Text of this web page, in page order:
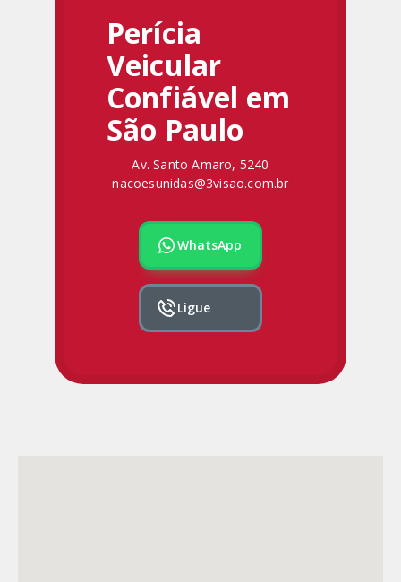
Perícia
Veicular
Confiável em
São Paulo
Av. Santo Amaro, 5240
nacoesunidas@3visao.com.br
WhatsApp
Ligue